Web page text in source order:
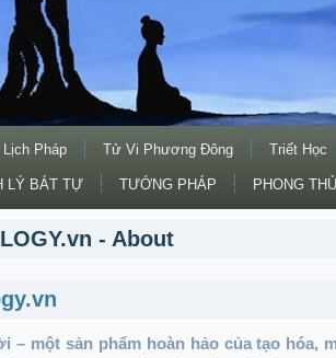
Pháp Tử Vi Phương Đông Triết Học
LÝ BÁT TỰ TƯỚNG PHÁP PHONG
- About
– một sản phẩm hoàn hảo của tạo hóa,